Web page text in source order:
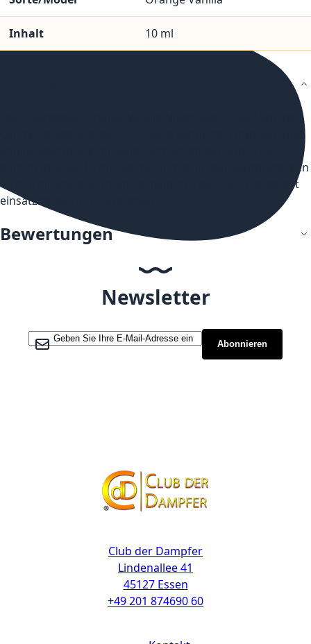
Inhalt 10 ml
kommt in einer 10 ml Flasche und ist in den Nikotinstärken
10 mg/ml sowie 20 mg/ml erhältlich. Das Liquid ist sofort
einsatzbereit für E-Zigaretten.
Bewertungen
Newsletter
Melden Sie sich für unseren Newsletter an:
Abonnieren
Club der Dampfer
Lindenallee 41
45127 Essen
+49 201 874690 60